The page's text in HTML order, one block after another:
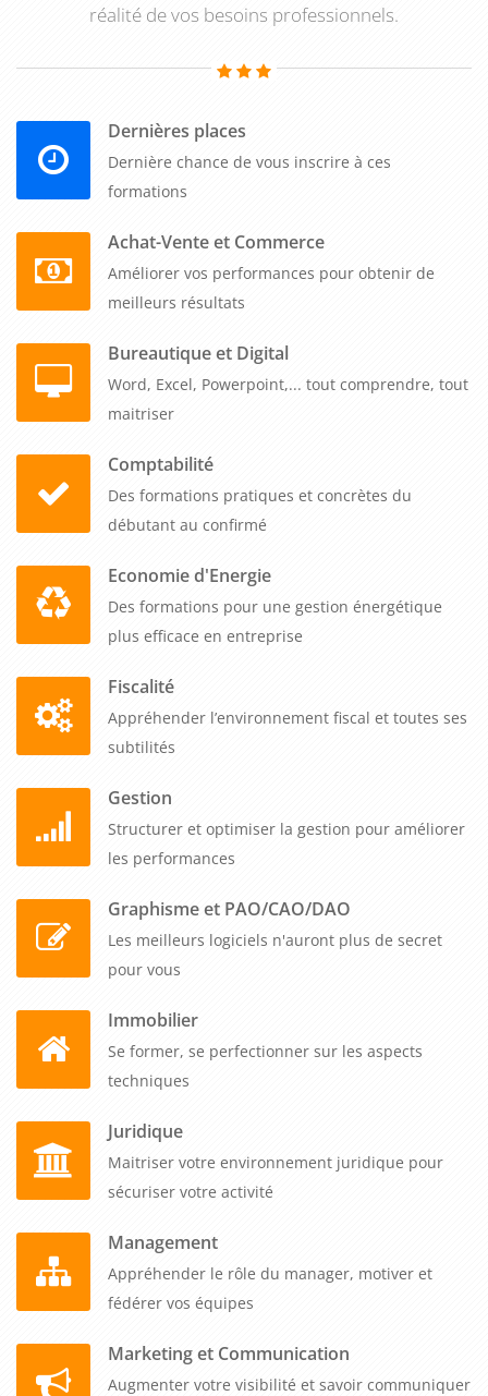
réalité de vos besoins professionnels.
Dernières places
Dernière chance de vous inscrire à ces
formations
Achat-Vente et Commerce
Améliorer vos performances pour obtenir de
meilleurs résultats
Bureautique et Digital
Word, Excel, Powerpoint,... tout comprendre, tout
maitriser
Comptabilité
Des formations pratiques et concrètes du
débutant au confirmé
Economie d'Energie
Des formations pour une gestion énergétique
plus efficace en entreprise
Fiscalité
Appréhender l’environnement fiscal et toutes ses
subtilités
Gestion
Structurer et optimiser la gestion pour améliorer
les performances
Graphisme et PAO/CAO/DAO
Les meilleurs logiciels n'auront plus de secret
pour vous
Immobilier
Se former, se perfectionner sur les aspects
techniques
Juridique
Maitriser votre environnement juridique pour
sécuriser votre activité
Management
Appréhender le rôle du manager, motiver et
fédérer vos équipes
Marketing et Communication
Augmenter votre visibilité et savoir communiquer